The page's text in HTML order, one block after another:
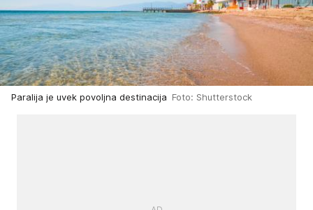
Paralija je uvek povoljna destinacija Foto: Shutterstock